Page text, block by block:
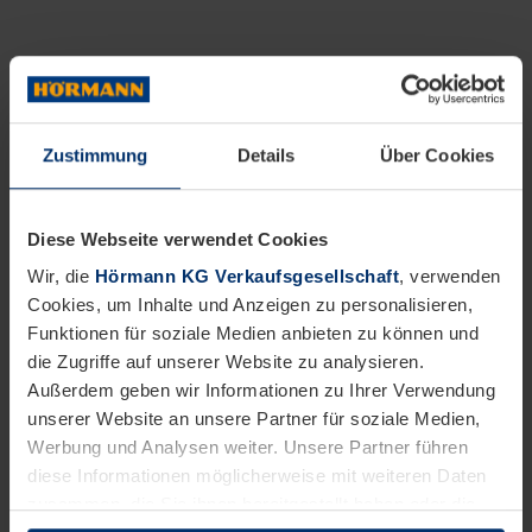
Zustimmung Details Über Cookies
Diese Webseite verwendet Cookies
Wir, die Hörmann KG Verkaufsgesellschaft, verwenden
Cookies, um Inhalte und Anzeigen zu personalisieren,
Funktionen für soziale Medien anbieten zu können und
die Zugriffe auf unserer Website zu analysieren.
Außerdem geben wir Informationen zu Ihrer Verwendung
unserer Website an unsere Partner für soziale Medien,
Werbung und Analysen weiter. Unsere Partner führen
diese Informationen möglicherweise mit weiteren Daten
Gute Gründe für
Industrietore
Langlebige Qualität und höchste Sicherheit